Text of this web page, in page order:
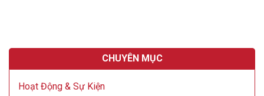
CHUYÊN MỤC
Hoạt Động & Sự Kiện